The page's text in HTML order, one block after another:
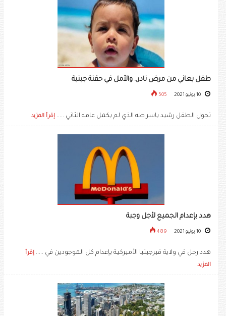
طفل يعاني من مرض نادر.. والأمل في حقنة جينية
505
تحول الطفل رشيد ياسر طه الذي لم يكمل عامه الثاني ..... إقرأ المزيد
هدد بإعدام الجميع لأجل وجبة
489
هدد رجل في ولاية فيرجينيا الأميركية بإعدام كل الموجودين في ..... إقرأ
المزيد